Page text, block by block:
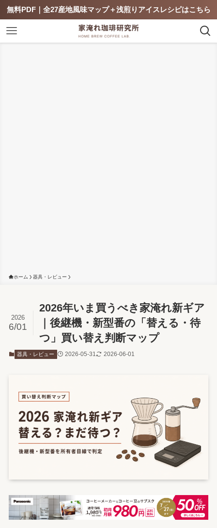
無料PDF｜全27産地風味マップ＋浅煎りアイスレシピはこちら
ホーム 器具・レビュー
2026年いま買うべき家淹れ新ギア
｜後継機・新型番の「替える・待
つ」買い替え判断マップ
2026
6/01
器具・レビュー 2026-05-31 2026-06-01